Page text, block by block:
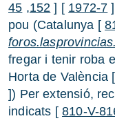
45 ,152 ] [ 1972-7
pou (Catalunya [
fregar i tenir roba
Horta de València [
]) Per extensió,
indicats [ 810-V-